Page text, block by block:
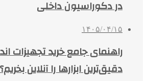
در دکوراسیون داخلی
۱۴۰۵/۰۴/۱۵
راهنمای جامع خرید تجهیزات
دقیق‌ترین ابزارها را آنلاین بخریم؟